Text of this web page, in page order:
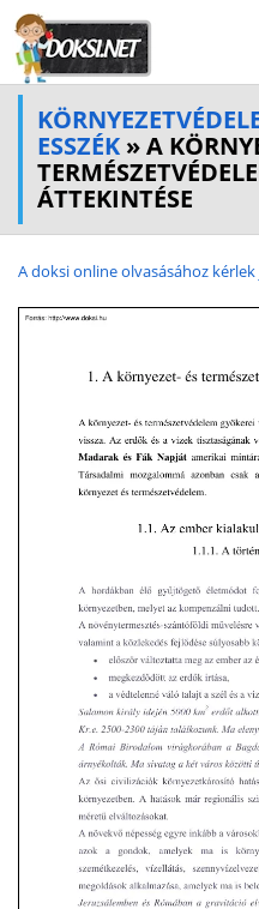
ESSZÉK » A
ÁTTEKINTÉSE
A doksi online olvasásához